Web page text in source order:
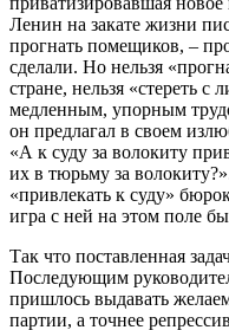
Ленин на закате жизни
прогнать помещиков, –
сделали. Но нельзя
стране, нельзя «стереть
медленным, упорным
он предлагал в своем
«А к суду за волокиту
их в тюрьму за
«привлекать к суду»
игра с ней на этом поле
Так что поставленная
Последующим
пришлось выдавать
партии, а точнее